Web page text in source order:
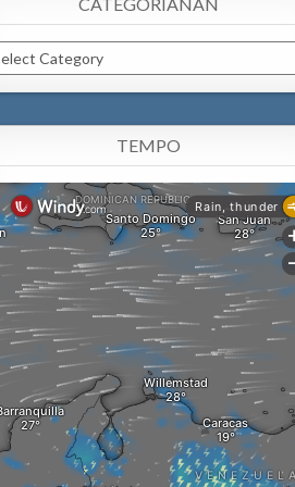
CATEGORIANAN
TEMPO